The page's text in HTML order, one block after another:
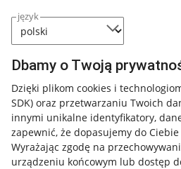
język
Dbamy o Twoją
Dzięki plikom cookies i
SDK) oraz przetwarzaniu Twoich
innymi unikalne identyfikatory,
zapewnić, że dopasujemy do
Wyrażając zgodę na
urządzeniu końcowym lub dostęp